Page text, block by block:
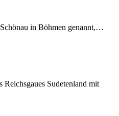
in Böhmen genannt,…
Reichsgaues Sudetenland mit